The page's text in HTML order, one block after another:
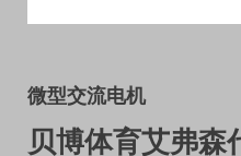
微型交流电机
贝博体育艾弗森